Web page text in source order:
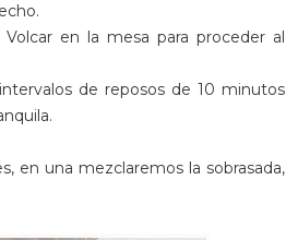
en la mesa para proceder al
de reposos de 10 minutos
en una mezclaremos la sobrasada,